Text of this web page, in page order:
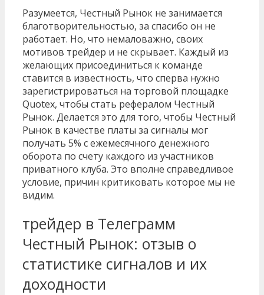
Разумеется, Честный Рынок не занимается
благотворительностью, за спасибо он не
работает. Но, что немаловажно, своих
мотивов трейдер и не скрывает. Каждый из
желающих присоединиться к команде
ставится в известность, что сперва нужно
зарегистрироваться на торговой площадке
Quotex, чтобы стать рефералом Честный
Рынок. Делается это для того, чтобы Честный
Рынок в качестве платы за сигналы мог
получать 5% с ежемесячного денежного
оборота по счету каждого из участников
приватного клуба. Это вполне справедливое
условие, причин критиковать которое мы не
видим.
трейдер в Телеграмм
Честный Рынок: отзыв о
статистике сигналов и их
доходности